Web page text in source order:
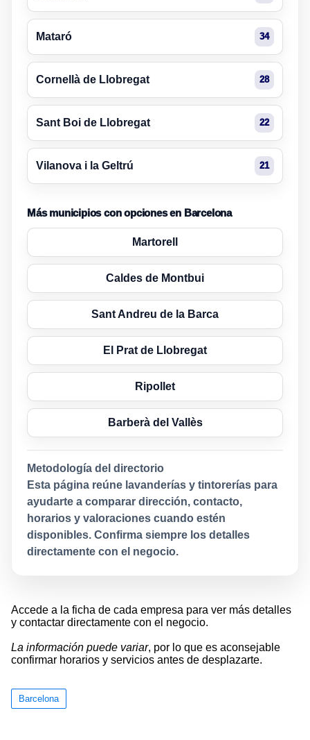
Mataró 34
Cornellà de Llobregat 28
Sant Boi de Llobregat 22
Vilanova i la Geltrú 21
Más municipios con opciones en Barcelona
Martorell
Caldes de Montbui
Sant Andreu de la Barca
El Prat de Llobregat
Ripollet
Barberà del Vallès
Metodología del directorio
Esta página reúne lavanderías y tintorerías para
ayudarte a comparar dirección, contacto,
horarios y valoraciones cuando estén
disponibles. Confirma siempre los detalles
directamente con el negocio.
Accede a la ficha de cada empresa para ver más detalles
y contactar directamente con el negocio.
La información puede variar, por lo que es aconsejable
confirmar horarios y servicios antes de desplazarte.
Barcelona